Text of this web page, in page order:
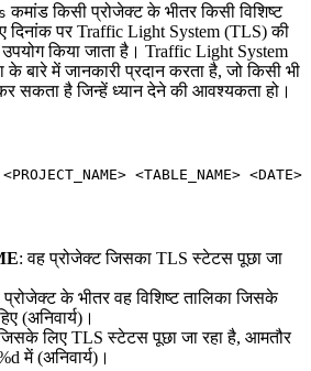
कमांड किसी प्रोजेक्ट के भीतर किसी विशिष्ट
दिनांक पर Traffic Light System (TLS) की
किया जाता है। Traffic Light System
के बारे में जानकारी प्रदान करता है, जो किसी भी
सकता है जिन्हें ध्यान देने की आवश्यकता हो।
<PROJECT_NAME> <TABLE_NAME>
: वह प्रोजेक्ट जिसका TLS स्टेटस पूछा जा
प्रोजेक्ट के भीतर वह विशिष्ट तालिका जिसके
(अनिवार्य)।
लिए TLS स्टेटस पूछा जा रहा है, आमतौर
में (अनिवार्य)।